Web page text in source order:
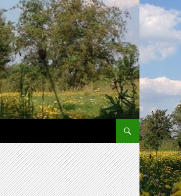
SPRING NAAR INHOUD